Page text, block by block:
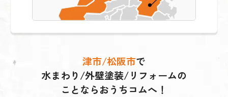
津市/松阪市で
水まわり/外壁塗装/リフォームの
ことならおうちコムへ！